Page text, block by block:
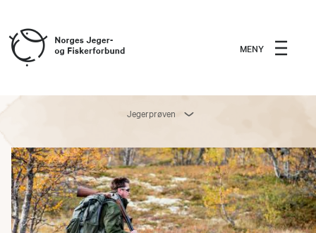
MENY
Jegerprøven